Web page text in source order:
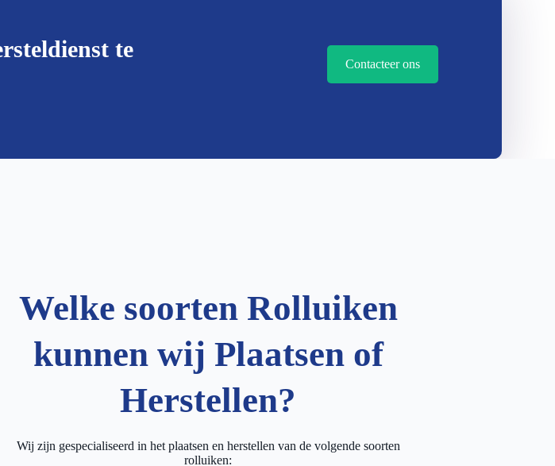
te
Contacteer ons
Welke soorten Rolluiken
kunnen wij Plaatsen of
Herstellen?
Wij zijn gespecialiseerd in het plaatsen en herstellen van de volgende soorten
rolluiken: